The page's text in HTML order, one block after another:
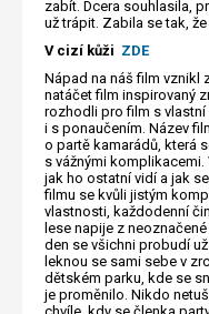
zabít. Dcera souhlasila,
už trápit. Zabila se tak,
V cizí kůži ZDE
Nápad na náš film vznikl
natáčet film inspirovaný
rozhodli pro film s
i s ponaučením. Název
o partě kamarádů, která
s vážnými komplikacemi.
jak ho ostatní vidí a jak
filmu se kvůli jistým
vlastnosti, každodenní
lese napije z
den se všichni probudí
leknou se sami sebe v
dětském parku, kde se
je proměnilo. Nikdo